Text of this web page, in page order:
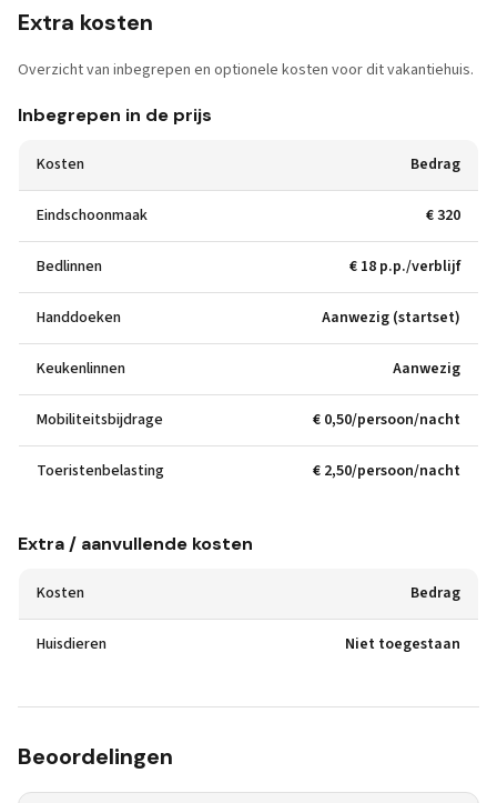
Extra kosten
Overzicht van inbegrepen en optionele kosten voor dit vakantiehuis.
Inbegrepen in de prijs
Kosten Bedrag
Eindschoonmaak € 320
Bedlinnen € 18 p.p./verblijf
Handdoeken Aanwezig (startset)
Keukenlinnen Aanwezig
Mobiliteitsbijdrage € 0,50/persoon/nacht
Toeristenbelasting € 2,50/persoon/nacht
Extra / aanvullende kosten
Kosten Bedrag
Huisdieren Niet toegestaan
Beoordelingen